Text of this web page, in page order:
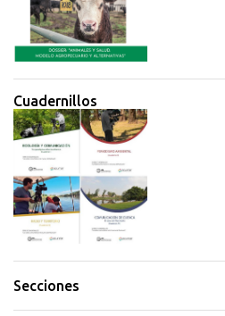
Cuadernillos
Secciones